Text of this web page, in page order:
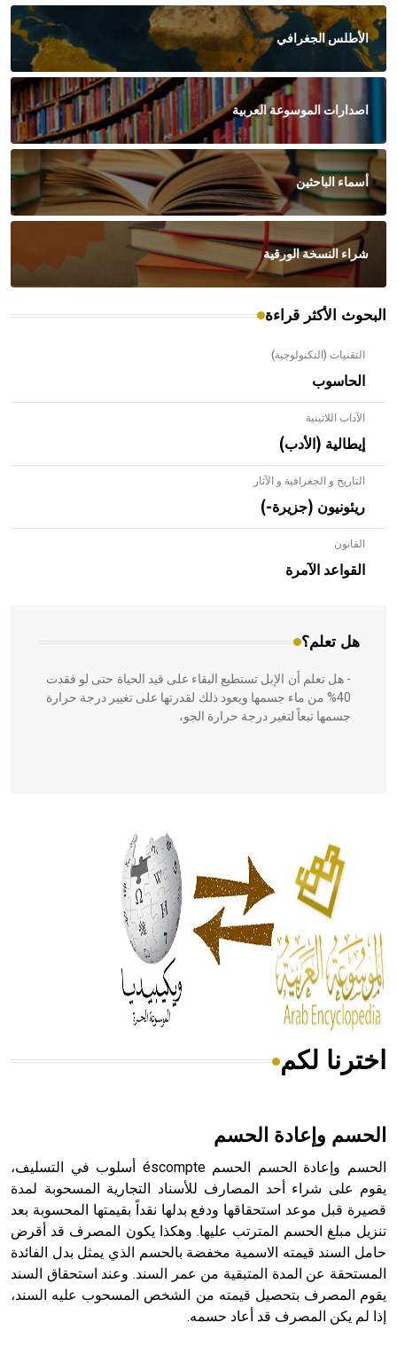
الأطلس الجغرافي
اصدارات الموسوعة العربية
أسماء الباحثين
شراء النسخة الورقية
البحوث الأكثر قراءة
التقنيات (التكنولوجية)
الحاسوب
الآداب اللاتينية
إيطالية (الأدب)
التاريخ و الجغرافية و الآثار
ريئونيون (جزيرة-)
القانون
القواعد الآمرة
هل تعلم؟
- هل تعلم أن الأبلق نوع من الفنون الهندسية التي ارتبطت
بالعمارة الإسلامية في بلاد الشام ومصر خاصة، حيث يحرص
المعمار على بناء مداميكه وخاصة في الواجهات
- هل تعلم أن الإبل تستطيع البقاء على قيد الحياة حتى لو فقدت
40% من ماء جسمها ويعود ذلك لقدرتها على تغيير درجة حرارة
جسمها تبعاً لتغير درجة حرارة الجو،
الحكم، الأدلة، تنظيم التغذية، ورسالته في جروح الرأس. ويعود
له الفضل بأنه حرر الطب من الدين والفلسفة.
- هل تعلم أن المرجان إفراز حيواني يتكون في البحر ويتركب
من مادة كربونات الكلسيوم، وهو أحمر أو شديد الحمرة وهو
أجود أنواعه، ويمتاز بكبر الحجم ويسمى الش
هل تعلم أن الأبسيد كلمة فرنسية اللفظ تم اعتمادها مصطلحاً
- هل تعلم أن أبجر Abgar اسم معروف جيداً يعود إلى عدد من
الملوك الذين حكموا مدينة إديسا (الرها) من أبجر الأول وحتى
التاسع، وهم ينتسبون إلى أسرة أوسروين
اخترنا لكم
الحسم وإعادة الحسم
الحسم وإعادة الحسم الحسم éscompte أسلوب في التسليف،
يقوم على شراء أحد المصارف للأسناد التجارية المسحوبة لمدة
قصيرة قبل موعد استحقاقها ودفع بدلها نقداً بقيمتها المحسوبة بعد
تنزيل مبلغ الحسم المترتب عليها. وهكذا يكون المصرف قد أقرض
حامل السند قيمته الاسمية مخفضة بالحسم الذي يمثل بدل الفائدة
المستحقة عن المدة المتبقية من عمر السند. وعند استحقاق السند
يقوم المصرف بتحصيل قيمته من الشخص المسحوب عليه السند،
إذا لم يكن المصرف قد أعاد حسمه.